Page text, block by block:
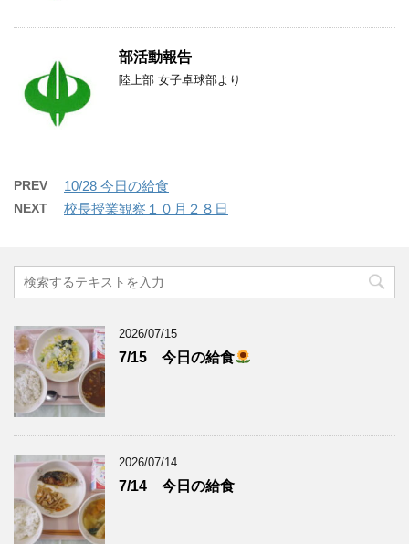
部活動報告
陸上部 女子卓球部より
PREV 10/28 今日の給食
NEXT 校長授業観察１０月２８日
2026/07/15
7/15 今日の給食
2026/07/14
7/14 今日の給食